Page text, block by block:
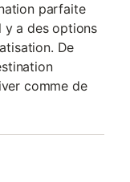
parfaite
y a des options
De
comme de